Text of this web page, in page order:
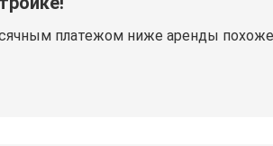
платежом ниже аренды